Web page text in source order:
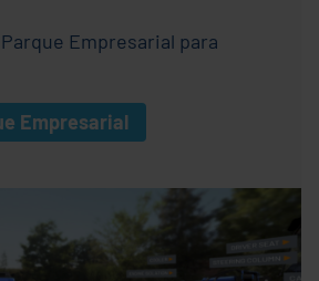
Empresarial para
Empresarial